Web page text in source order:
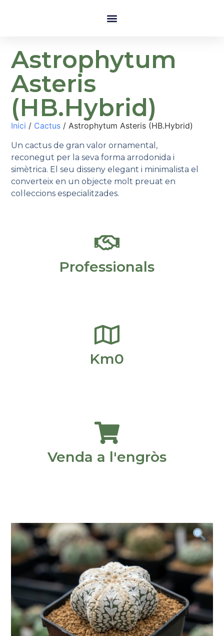
Astrophytum
Asteris
(HB.Hybrid)
Inici / Cactus / Astrophytum Asteris (HB.Hybrid)
Un cactus de gran valor ornamental,
reconegut per la seva forma arrodonida i
simètrica. El seu disseny elegant i minimalista el
converteix en un objecte molt preuat en
col·leccions especialitzades.
Professionals
Km0
Venda a l'engròs